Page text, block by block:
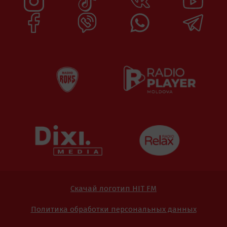
Скачай логотип HIT FM
Политика обработки персональных данных